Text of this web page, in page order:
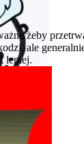
żeby
ale
lepiej.